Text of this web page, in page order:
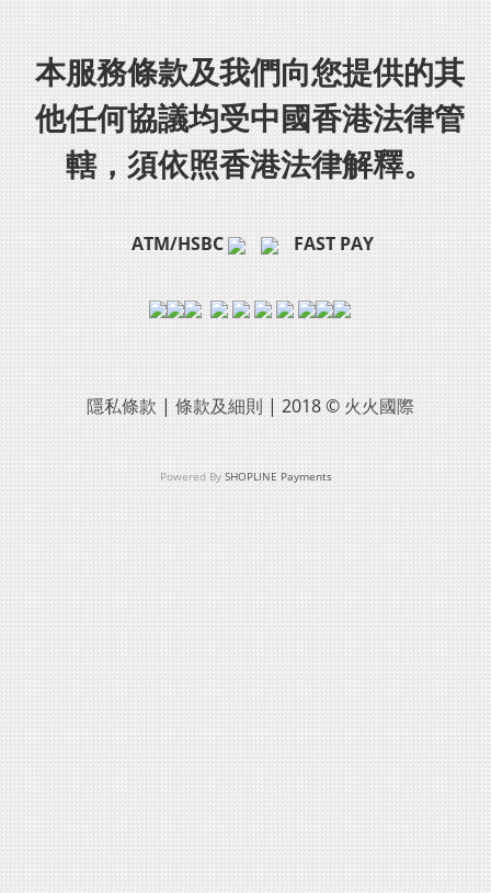
本服務條款及我們向您提供的其
他任何協議均受中國香港法律管
轄，須依照香港法律解釋。
ATM/HSBC FAST PAY
隱私條款 | 條款及細則 | 2018 © 火火國際
Powered By SHOPLINE Payments